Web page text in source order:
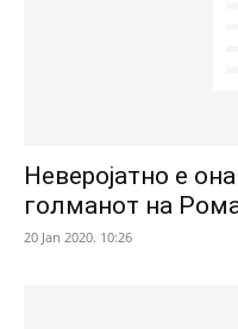
Неверојатно е
голманот на
20 Jan 2020. 10:26